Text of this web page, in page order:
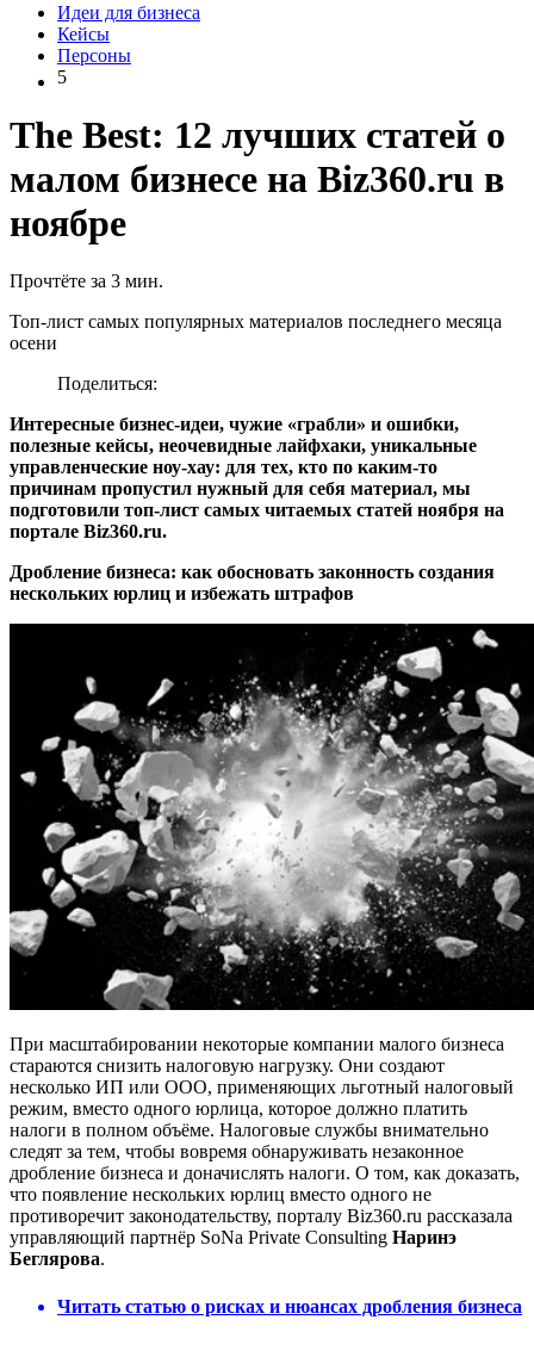
Идеи для бизнеса
Кейсы
Персоны
5
The Best: 12 лучших статей о
малом бизнесе на Biz360.ru в
ноябре
Прочтёте за 3 мин.
Топ-лист самых популярных материалов последнего месяца
осени
Поделиться:
Интересные бизнес-идеи, чужие «грабли» и ошибки,
полезные кейсы, неочевидные лайфхаки, уникальные
управленческие ноу-хау: для тех, кто по каким-то
причинам пропустил нужный для себя материал, мы
подготовили топ-лист самых читаемых статей ноября на
портале Biz360.ru.
Дробление бизнеса: как обосновать законность создания
нескольких юрлиц и избежать штрафов
При масштабировании некоторые компании малого бизнеса
стараются снизить налоговую нагрузку. Они создают
несколько ИП или ООО, применяющих льготный налоговый
режим, вместо одного юрлица, которое должно платить
налоги в полном объёме. Налоговые службы внимательно
следят за тем, чтобы вовремя обнаруживать незаконное
дробление бизнеса и доначислять налоги. О том, как доказать,
что появление нескольких юрлиц вместо одного не
противоречит законодательству, порталу Biz360.ru рассказала
управляющий партнёр SoNa Private Consulting Наринэ
Беглярова.
Читать статью о рисках и нюансах дробления бизнеса